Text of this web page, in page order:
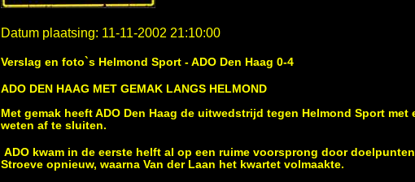
Datum plaatsing: 11-11-2002 21:10:00
Verslag en foto`s Helmond Sport - ADO Den Haag 0-4
ADO DEN HAAG MET GEMAK LANGS HELMOND
Met gemak heeft ADO Den Haag de uitwedstrijd tegen Helmond Sport met
weten af te sluiten.
ADO kwam in de eerste helft al op een ruime voorsprong door
Stroeve opnieuw, waarna Van der Laan het kwartet volmaakte.